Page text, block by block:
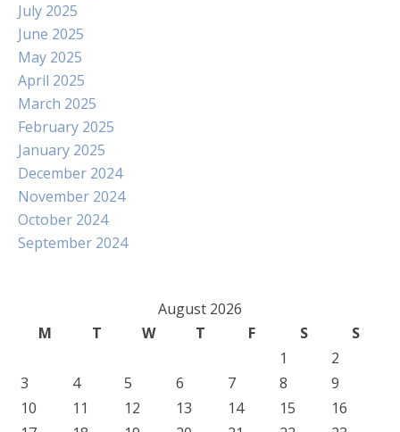
July 2025
June 2025
May 2025
April 2025
March 2025
February 2025
January 2025
December 2024
November 2024
October 2024
September 2024
August 2026
M
T W T F S
S
1
2
3
4 5 6 7 8
9
10
11 12 13 14 15
16